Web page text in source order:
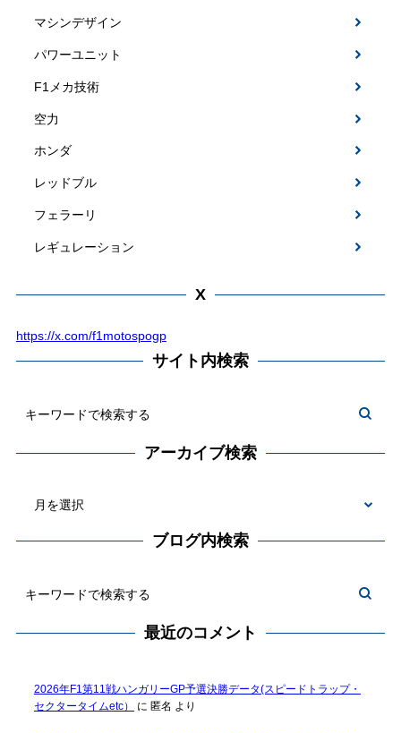
マシンデザイン
パワーユニット
F1メカ技術
空力
ホンダ
レッドブル
フェラーリ
レギュレーション
X
https://x.com/f1motospogp
サイト内検索
アーカイブ検索
ブログ内検索
最近のコメント
2026年F1第11戦ハンガリーGP予選決勝データ(スピードトラップ・
セクタータイムetc）
に 匿名 より